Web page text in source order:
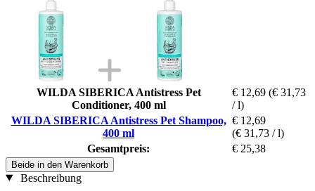
WILDA SIBERICA Antistress Pet
Conditioner, 400 ml
€ 12,69 (€ 31,73
/ l)
WILDA SIBERICA Antistress Pet Shampoo,
400 ml
€ 12,69
(€ 31,73 / l)
Gesamtpreis:
€ 25,38
Beide in den Warenkorb
Beschreibung